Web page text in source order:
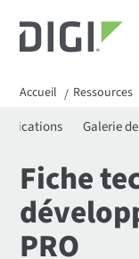
Accueil / Ressources
Galerie
Fiche
PRO